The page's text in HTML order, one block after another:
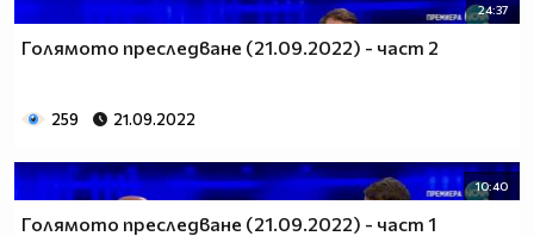
24:37
Голямото преследване (21.09.2022) - част 2
259 21.09.2022
10:40
Голямото преследване (21.09.2022) - част 1